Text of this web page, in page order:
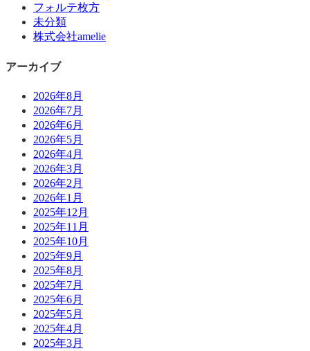
フォルテ枚方
未分類
株式会社amelie
アーカイブ
2026年8月
2026年7月
2026年6月
2026年5月
2026年4月
2026年3月
2026年2月
2026年1月
2025年12月
2025年11月
2025年10月
2025年9月
2025年8月
2025年7月
2025年6月
2025年5月
2025年4月
2025年3月